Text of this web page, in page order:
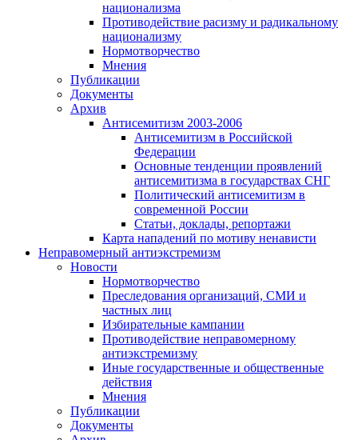
национализма
Противодействие расизму и радикальному
национализму
Нормотворчество
Мнения
Публикации
Документы
Архив
Антисемитизм 2003-2006
Антисемитизм в Российской
Федерации
Основные тенденции проявлений
антисемитизма в государствах СНГ
Политический антисемитизм в
современной России
Статьи, доклады, репортажи
Карта нападений по мотиву ненависти
Неправомерный антиэкстремизм
Новости
Нормотворчество
Преследования организаций, СМИ и
частных лиц
Избирательные кампании
Противодействие неправомерному
антиэкстремизму
Иные государственные и общественные
действия
Мнения
Публикации
Документы